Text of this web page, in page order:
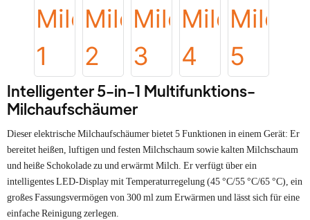
Intelligenter 5-in-1 Multifunktions-
Milchaufschäumer
Dieser elektrische Milchaufschäumer bietet 5 Funktionen in einem Gerät: Er
bereitet heißen, luftigen und festen Milchschaum sowie kalten Milchschaum
und heiße Schokolade zu und erwärmt Milch. Er verfügt über ein
intelligentes LED-Display mit Temperaturregelung (45 °C/55 °C/65 °C), ein
großes Fassungsvermögen von 300 ml zum Erwärmen und lässt sich für eine
einfache Reinigung zerlegen.